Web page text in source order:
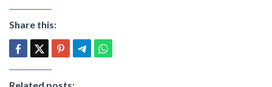
Share this:
Related posts: